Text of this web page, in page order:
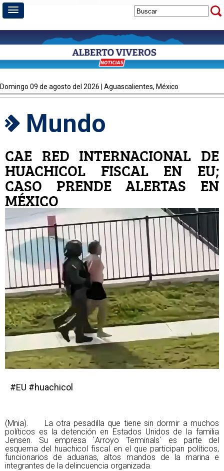
domingo 09 de agosto del 2026 | Aguascalientes, México
Mundo
CAE RED INTERNACIONAL DE
HUACHICOL FISCAL EN EU;
CASO PRENDE ALERTAS EN
MÉXICO
#EU #huachicol
(Mnia). La otra pesadilla que tiene sin dormir a muchos
políticos es la detención en Estados Unidos de la familia
Jensen. Su empresa `Arroyo Terminals´ es parte del
esquema del huachicol fiscal en el que participan políticos,
funcionarios de aduanas, altos mandos de la marina e
integrantes de la delincuencia organizada.